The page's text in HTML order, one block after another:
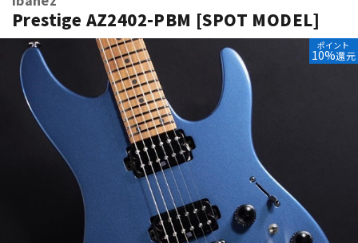
エレキギター アコギ/エレアコ
ドラム パーカッション
キーボード 電子ピアノ
Prestige AZ2402-PBM [SPOT MODEL]
ポイント
10%還元